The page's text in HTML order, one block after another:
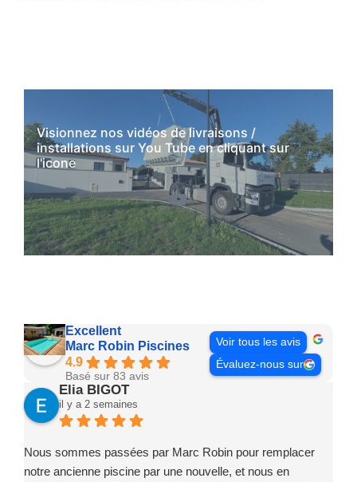
Visionnez nos vidéos de livraisons /
installations sur You Tube en cliquant sur
l'icone
YouTube
Excellent
Marc Robin Piscines
4.9
Basé sur 83 avis
Voir tous les avis
Évaluez-nous sur
Elia BIGOT
il y a 2 semaines
Nous sommes passées par Marc Robin pour remplacer
notre ancienne piscine par une nouvelle, et nous en